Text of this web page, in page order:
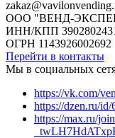
ООО "ВЕНД-
ИНН/КПП
ОГРН 1143926002692
Перейти в контакты
Мы в социальных
https://vk.com/
https://dzen.ru/id/
https://max.ru/